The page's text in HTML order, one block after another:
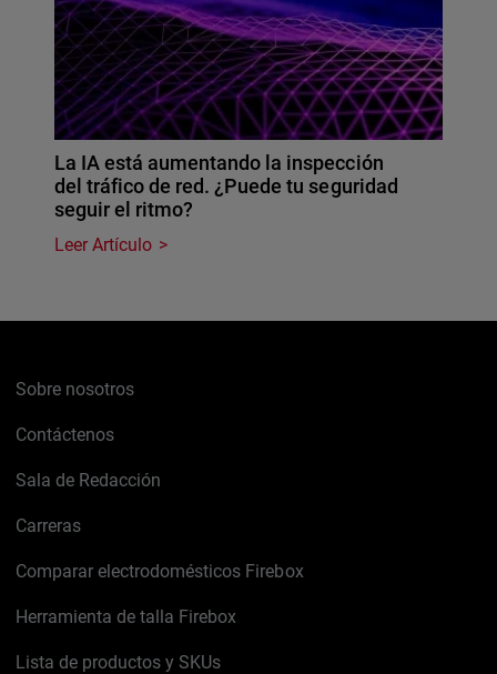
La IA está aumentando la inspección
del tráfico de red. ¿Puede tu seguridad
seguir el ritmo?
Leer Artículo
Sobre nosotros
Contáctenos
Sala de Redacción
Carreras
Comparar electrodomésticos Firebox
Herramienta de talla Firebox
Lista de productos y SKUs